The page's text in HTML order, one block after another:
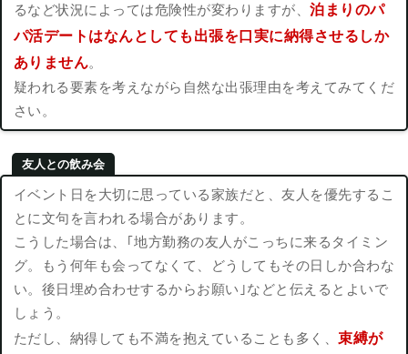
るなど状況によっては危険性が変わりますが、泊まりのパ
パ活デートはなんとしても出張を口実に納得させるしか
ありません。
疑われる要素を考えながら自然な出張理由を考えてみてくだ
さい。
友人との飲み会
イベント日を大切に思っている家族だと、友人を優先するこ
とに文句を言われる場合があります。
こうした場合は、｢地方勤務の友人がこっちに来るタイミン
グ。もう何年も会ってなくて、どうしてもその日しか合わな
い。後日埋め合わせするからお願い｣などと伝えるとよいで
しょう。
ただし、納得しても不満を抱えていることも多く、束縛が